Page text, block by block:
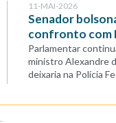
11-MAI-2026
Senador
confronto com
Parlamentar
ministro Alexandre
deixaria na Polícia